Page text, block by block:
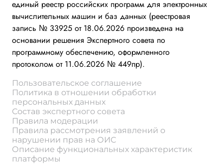
единый реестр российских программ для электронных
вычислительных машин и баз данных (реестровая
запись № 33925 от 18.06.2026 произведена на
основании решения Экспертного совета по
программному обеспечению, оформленного
протоколом от 11.06.2026 № 449пр).
Пользовательское соглашение
Политика в отношении обработки
персональных данных
Состав экспертного совета
Правила модерации
Правила рассмотрения заявлений о
нарушении прав на ОИС
Описание функциональных характеристик
платформы